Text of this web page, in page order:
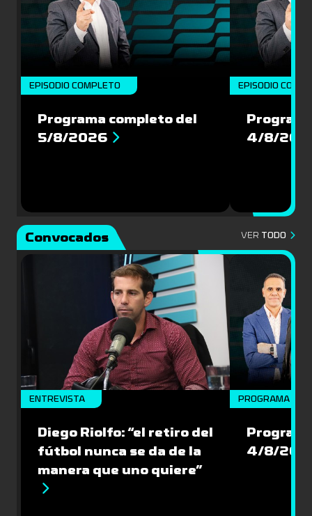
EPISODIO COMPLETO
Programa completo del
5/8/2026
EPISODIO
4/8/
Convocados VER TODO
ENTREVISTA
Diego Riolfo: “el retiro del
fútbol nunca se da de la
manera que uno quiere”
PROGRAMA
4/8/